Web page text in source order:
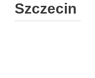
Szczecin